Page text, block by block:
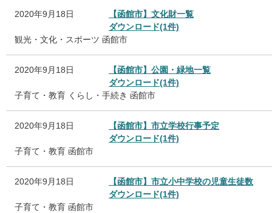
2020年9月18日
【函館市】文化財一覧
ダウンロード(1件)
観光・文化・スポーツ 函館市
2020年9月18日
【函館市】公園・緑地一覧
ダウンロード(1件)
子育て・教育 くらし・手続き 函館市
2020年9月18日
【函館市】市立学校行事予定
ダウンロード(1件)
子育て・教育 函館市
2020年9月18日
【函館市】市立小中学校の児童生徒数
ダウンロード(1件)
子育て・教育 函館市